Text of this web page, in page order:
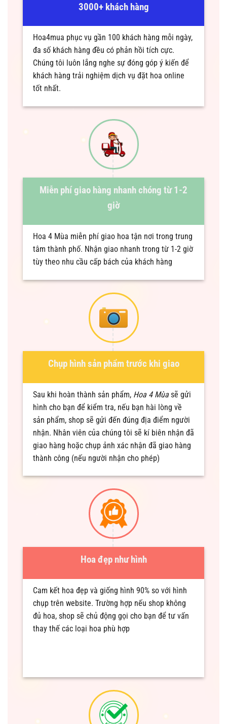
3000+ khách hàng
Hoa4mua phục vụ gần 100 khách hàng mỗi ngày,
đa số khách hàng đều có phản hồi tích cực.
Chúng tôi luôn lắng nghe sự đóng góp ý kiến để
khách hàng trải nghiệm dịch vụ đặt hoa online
tốt nhất.
Miễn phí giao hàng nhanh chóng từ 1-2
giờ
Hoa 4 Mùa miễn phí giao hoa tận nơi trong trung
tâm thành phố. Nhận giao nhanh trong từ 1-2 giờ
tùy theo nhu cầu cấp bách của khách hàng
Chụp hình sản phẩm trước khi giao
Sau khi hoàn thành sản phẩm, Hoa 4 Mùasẽ gửi
hình cho bạn để kiểm tra, nếu bạn hài lòng về
sản phẩm, shop sẽ gửi đến đúng địa điểm người
nhận. Nhân viên của chúng tôi sẽ kí biên nhận đã
giao hàng hoặc chụp ảnh xác nhận đã giao hàng
thành công (nếu người nhận cho phép)
Hoa đẹp như hình
Cam kết hoa đẹp và giống hình 90% so với hình
chụp trên website. Trường hợp nếu shop không
đủ hoa, shop sẽ chủ động gọi cho bạn để tư vấn
thay thế các loại hoa phù hợp